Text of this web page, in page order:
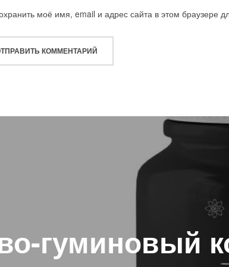
моё имя, email и адрес сайта в этом браузере
гуминовый